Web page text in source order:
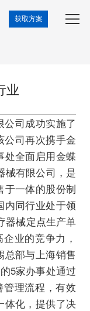
获取方案
业
司成功实施了
公司再次携手金
处全面启用金蝶
有限公司，是
于一体的股份制
内同行业处于领
器械定点生产单
业的竞争力，
总部与上海销售
5家办事处通过
管理流程，有效
体化，提供了决